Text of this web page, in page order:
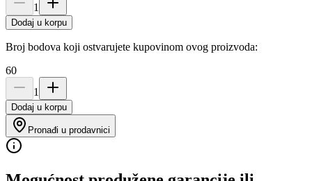
1
Dodaj u korpu
Broj bodova koji ostvarujete kupovinom ovog proizvoda:
60
1
Dodaj u korpu
Pronađi u prodavnici